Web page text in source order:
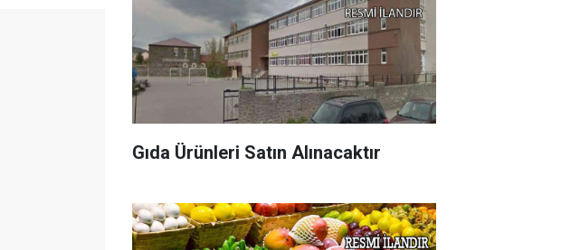
Gıda Ürünleri Satın Alınacaktır